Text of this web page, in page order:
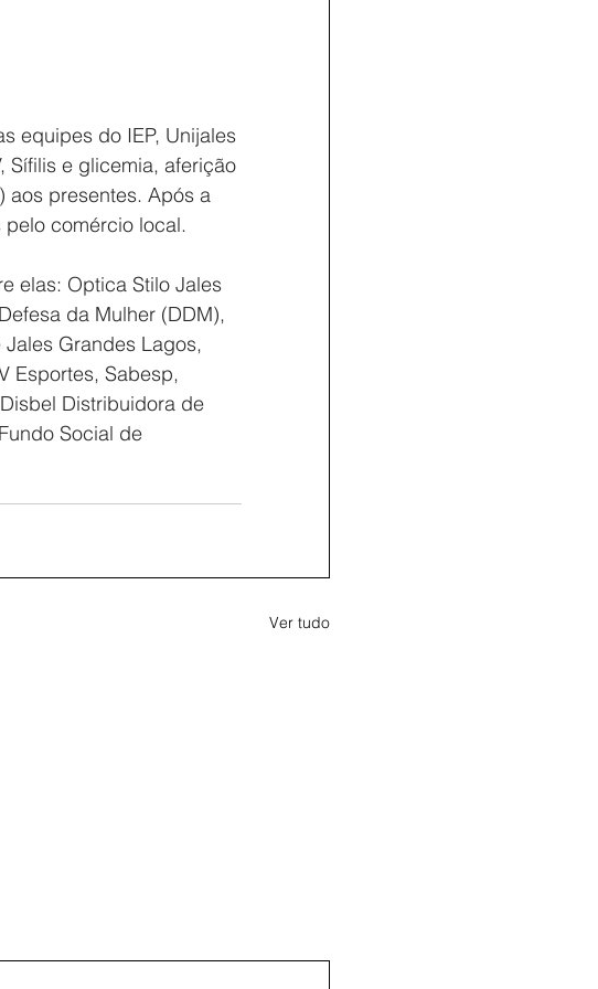
equipes do IEP, Unijales
Sífilis e glicemia, aferição
aos presentes. Após a
comércio local.
elas: Optica Stilo Jales
da Mulher (DDM),
Grandes Lagos,
Esportes, Sabesp,
Distribuidora de
Social de
Ver tudo